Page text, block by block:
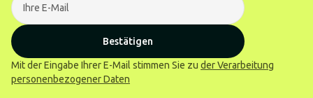
Bestätigen
Mit der Eingabe Ihrer E-Mail stimmen Sie zu der Verarbeitung
personenbezogener Daten